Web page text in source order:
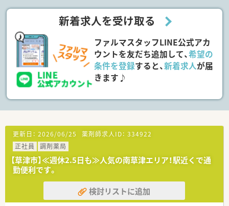
育児に非常に理解のある会社です◎
育児休業は最大3年間の取得が可能、育児休職からの復帰率は
「98.6％」！
育児時短勤務は、最大3時間の時間短縮する事ができ、お子様が
小学校卒業する迄取得が可能です。
新着求人を受け取る
ファルマスタッフLINE公式アカ
ウントを友だち追加して、希望の
条件を登録すると、新着求人が届
きます♪
更新日： 2026/06/25 薬剤師求人ID： 334922
正社員
調剤薬局
【草津市】≪週休2.5日も≫人気の南草津エリア！駅近くで通
勤便利です。
検討リストに追加